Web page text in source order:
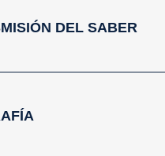
DEL SABER